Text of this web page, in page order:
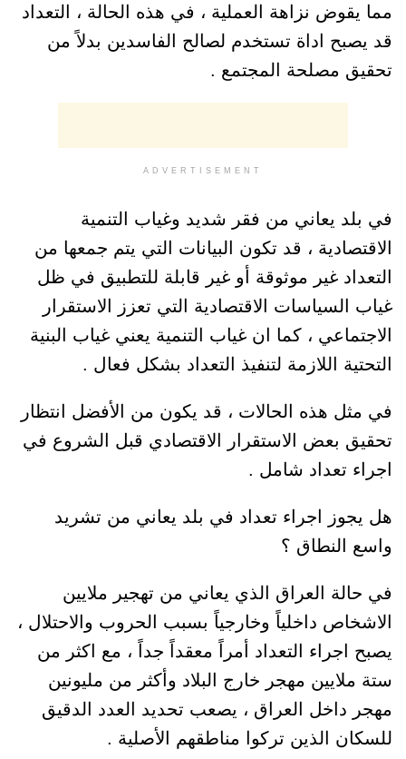
مما يقوض نزاهة العملية ، في هذه الحالة ، التعداد
قد يصبح اداة تستخدم لصالح الفاسدين بدلاً من
تحقيق مصلحة المجتمع .
ADVERTISEMENT
في بلد يعاني من فقر شديد وغياب التنمية
الاقتصادية ، قد تكون البيانات التي يتم جمعها من
التعداد غير موثوقة أو غير قابلة للتطبيق في ظل
غياب السياسات الاقتصادية التي تعزز الاستقرار
الاجتماعي ، كما ان غياب التنمية يعني غياب البنية
التحتية اللازمة لتنفيذ التعداد بشكل فعال .
في مثل هذه الحالات ، قد يكون من الأفضل انتظار
تحقيق بعض الاستقرار الاقتصادي قبل الشروع في
اجراء تعداد شامل .
هل يجوز اجراء تعداد في بلد يعاني من تشريد
واسع النطاق ؟
في حالة العراق الذي يعاني من تهجير ملايين
الاشخاص داخلياً وخارجياً بسبب الحروب والاحتلال ،
يصبح اجراء التعداد أمراً معقداً جداً ، مع اكثر من
ستة ملايين مهجر خارج البلاد وأكثر من مليونين
مهجر داخل العراق ، يصعب تحديد العدد الدقيق
للسكان الذين تركوا مناطقهم الأصلية .